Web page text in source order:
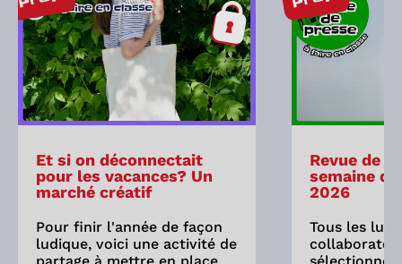
Et si on déconnectait
pour les vacances? Un
marché créatif
Pour finir l'année de façon
ludique, voici une activité de
Revue de
semaine
2026
Tous les